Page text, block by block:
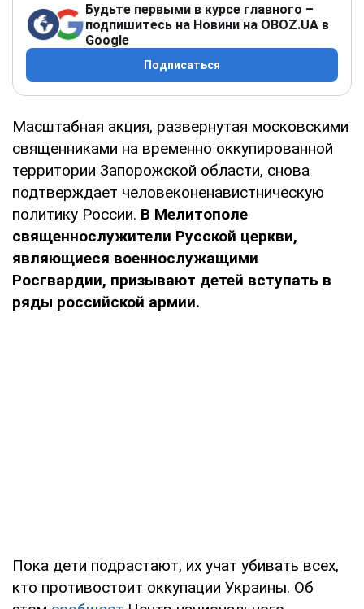
Будьте первыми в курсе главного –
подпишитесь на Новини на OBOZ.UA в
Google
Подписаться
Масштабная акция, развернутая московскими
священниками на временно оккупированной
территории Запорожской области, снова
подтверждает человеконенавистническую
политику России. В Мелитополе
священнослужители Русской церкви,
являющиеся военнослужащими
Росгвардии, призывают детей вступать в
ряды российской армии.
Пока дети подрастают, их учат убивать всех,
кто противостоит оккупации Украины. Об